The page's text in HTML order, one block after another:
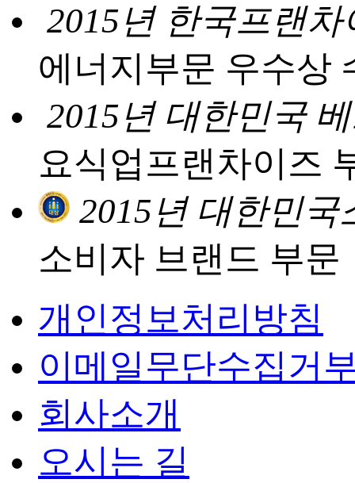
2015년 한국프랜차
에너지부문 우수상
2015년 대한민국
요식업프랜차이즈
2015년 대한민국
소비자 브랜드 부문
개인정보처리방침
이메일무단수집거
회사소개
오시는 길